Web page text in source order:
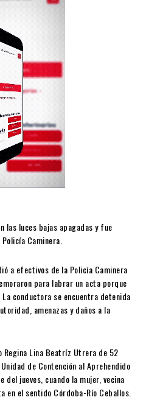
las luces bajas apagadas y fue
Caminera.
a efectivos de la Policía Caminera
para labrar un acta porque
conductora se encuentra detenida
amenazas y daños a la
Lina Beatríz Utrera de 52
de Contención al Aprehendido
del jueves, cuando la mujer, vecina
en el sentido Córdoba-Río Ceballos.